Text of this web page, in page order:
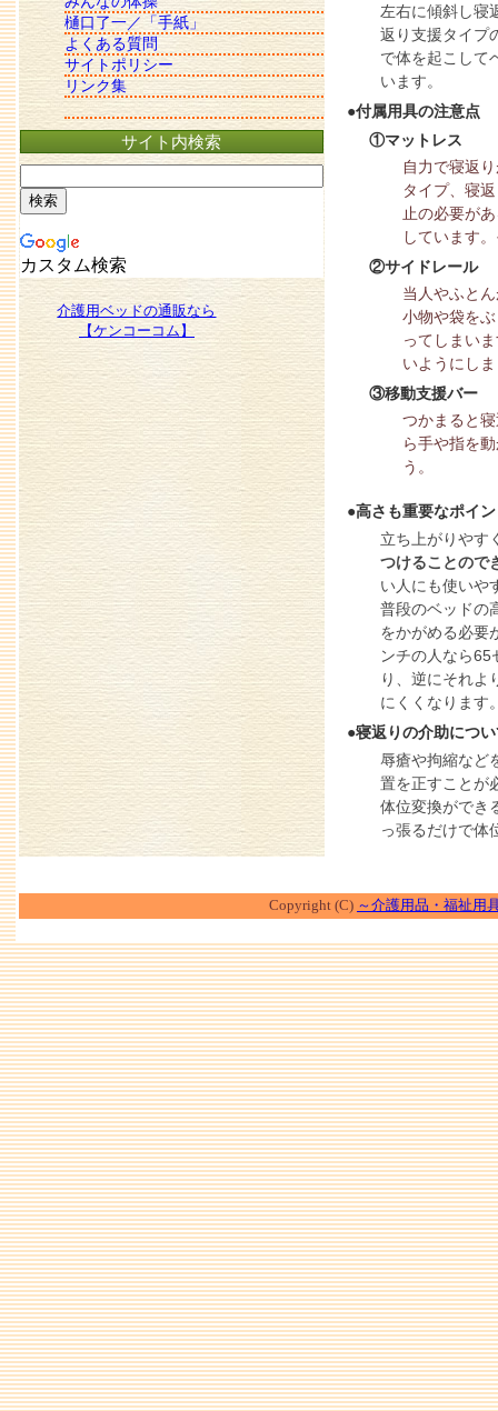
左右に傾斜し寝
返り支援タイプ
で体を起こして
います。
●付属用具の注意点
①マットレス
自力で寝返
タイプ、寝
止の必要が
しています
②サイドレール
当人やふと
小物や袋を
ってしまい
いようにし
③移動支援バー
つかまると
ら手や指を
う
●高さも重要なポイ
立ち上がりやす
つけることので
い人にも使いや
普段のベッドの
をかがめる必要
ンチの人なら65
り、逆にそれよ
にくくなります
●寝返りの介助につ
辱瘡や拘縮など
置を正すことが
体位変換ができ
っ張るだけで体
樋口了一／「手紙」
よくある質問
サイトポリシー
リンク集
サイト内検索
カスタム検索
介護用ベッドの通販なら
【ケンコーコム】
Copyright (C) ～介護用品・福祉用